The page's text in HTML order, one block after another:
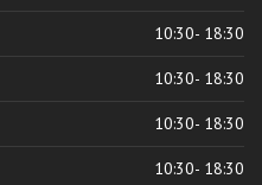
10:30- 18:30
10:30- 18:30
10:30- 18:30
10:30- 18:30